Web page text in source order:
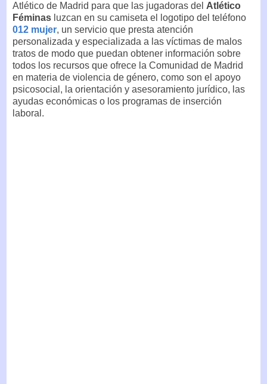
Atlético de Madrid para que las jugadoras del Atlético
Féminas luzcan en su camiseta el logotipo del teléfono
012 mujer, un servicio que presta atención
personalizada y especializada a las víctimas de malos
tratos de modo que puedan obtener información sobre
todos los recursos que ofrece la Comunidad de Madrid
en materia de violencia de género, como son el apoyo
psicosocial, la orientación y asesoramiento jurídico, las
ayudas económicas o los programas de inserción
laboral.